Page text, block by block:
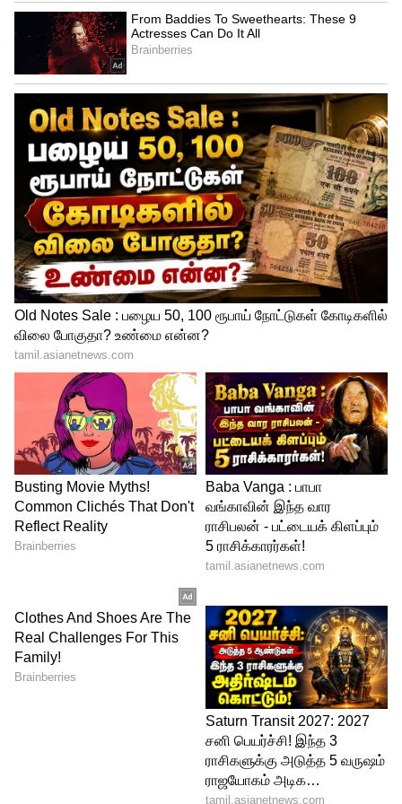
பணத்தில் எத்தனை குழந்தைகளை படிக்க
உதவி செய்திருக்கலாம்" என்று கலாய்த்து
உள்ளார். நடிகை ஜோதிகாவின் இந்த
கருத்து சமூக வலைத்தளங்களில் வைரலாகி
பெரும் விவாதத்தை கிளப்பியுள்ளது.